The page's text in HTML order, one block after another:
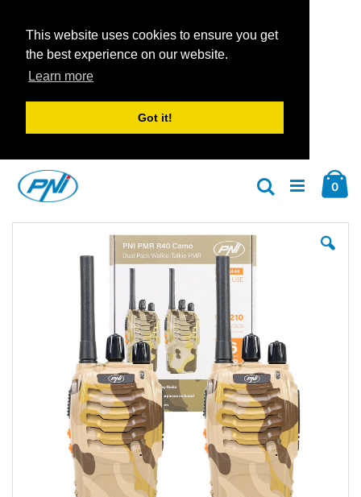
This website uses cookies to ensure you get
the best experience on our website.
Learn more
Got it!
Inhalt
springen
0
Suche